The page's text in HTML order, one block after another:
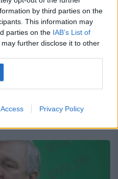
by third parties on the
This information may
parties on the IAB’s List of
may further disclose it to other
Privacy Policy
aplicație în care se
școlar. Tinerii
biologie, fizică și